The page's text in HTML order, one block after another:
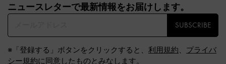
ニュースレターで最新情報をお届けします。​
SUBSCRIBE
※「登録する」ボタンをクリックすると、 利用規約、 プライバ
シー規約に同意したものとみなします。